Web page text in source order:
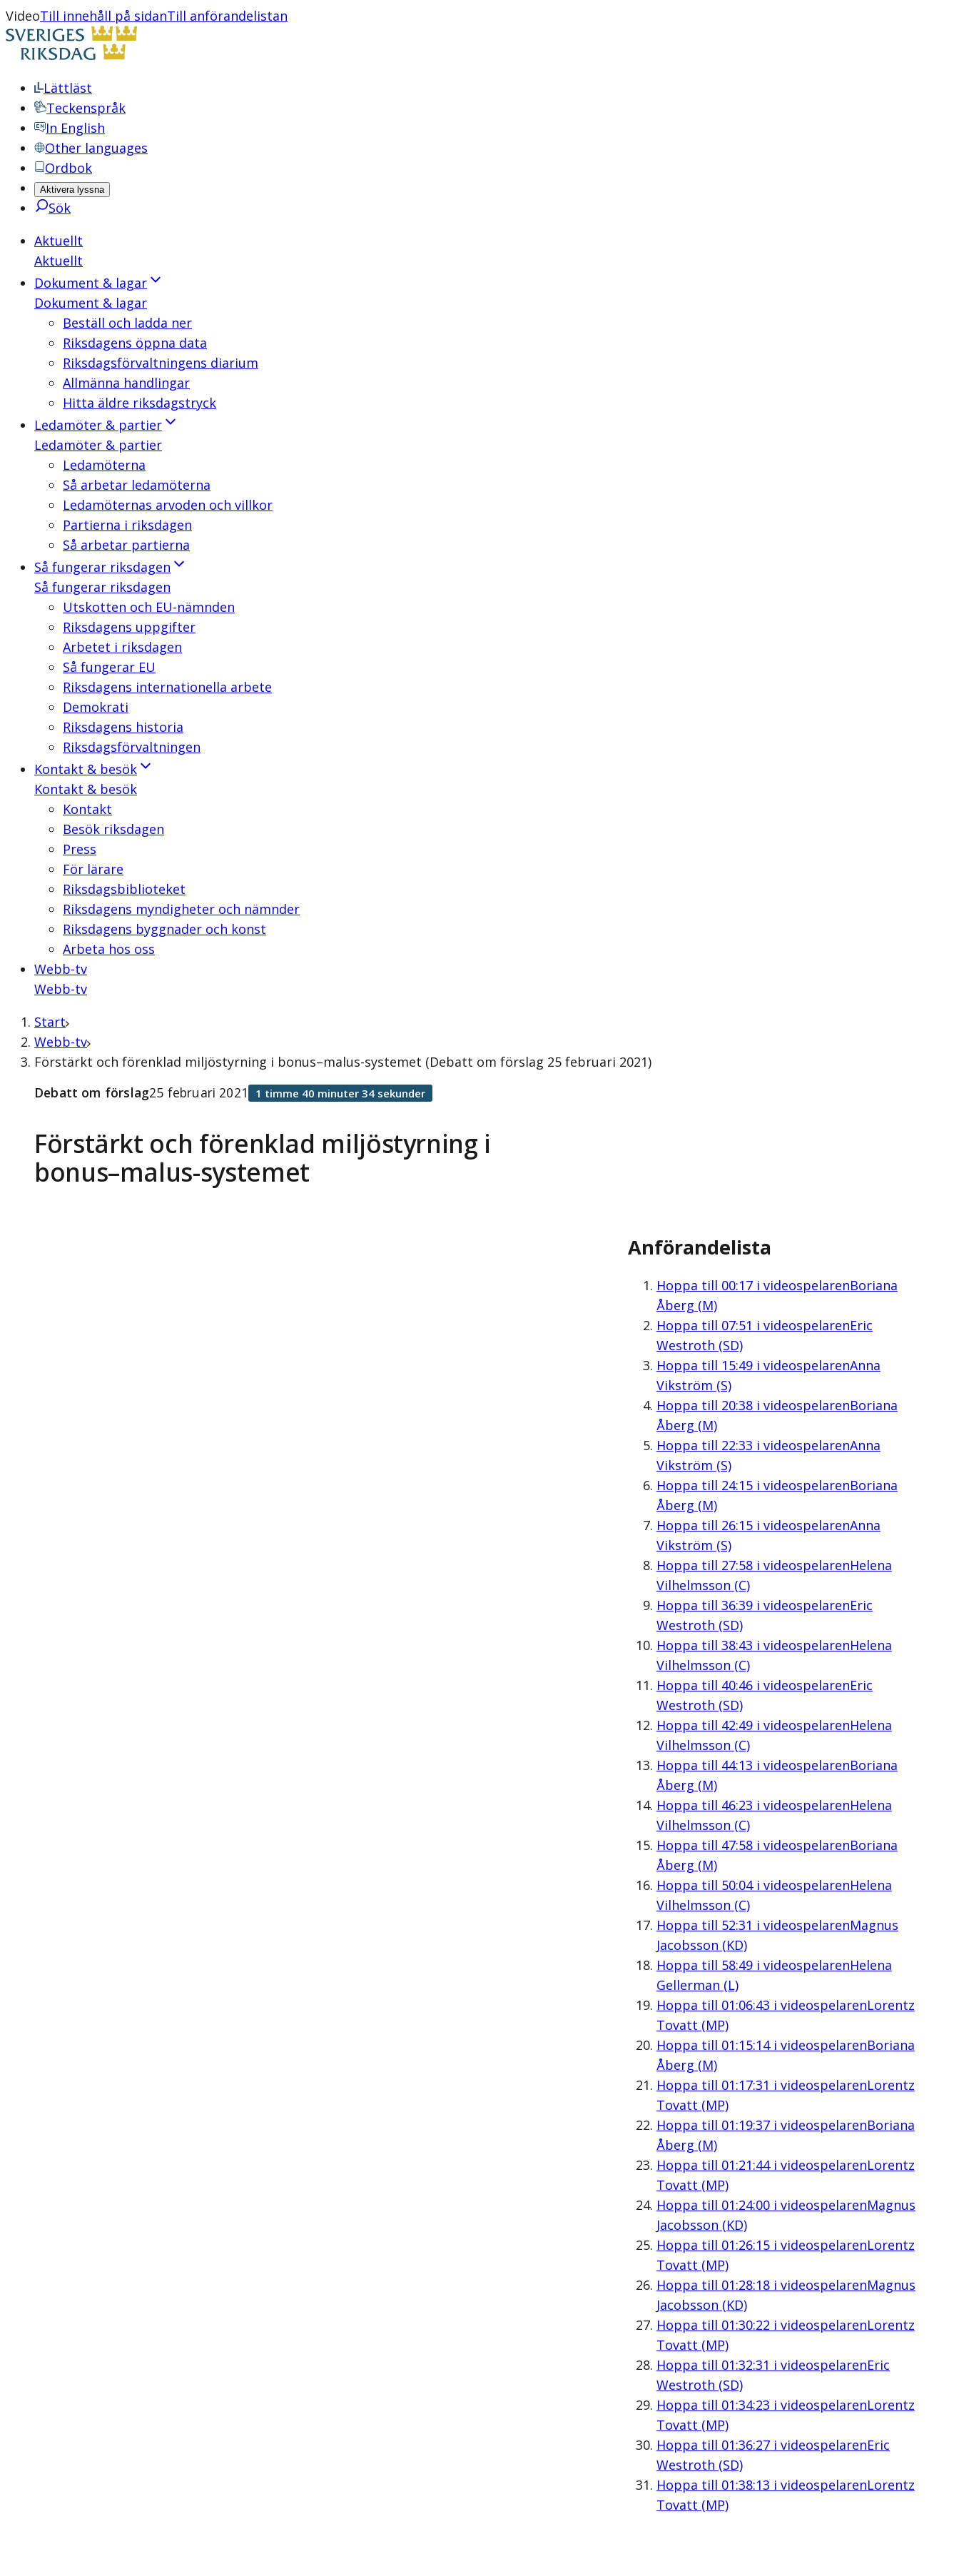
VideoTill innehåll på sidanTill anförandelistan
Lättläst
Teckenspråk
In English
Other languages
Ordbok
Aktivera lyssna
Sök
Aktuellt
Aktuellt
Dokument & lagar
Dokument & lagar
Beställ och ladda ner
Riksdagens öppna data
Riksdagsförvaltningens diarium
Allmänna handlingar
Hitta äldre riksdagstryck
Ledamöter & partier
Ledamöter & partier
Ledamöterna
Så arbetar ledamöterna
Ledamöternas arvoden och villkor
Partierna i riksdagen
Så arbetar partierna
Så fungerar riksdagen
Så fungerar riksdagen
Utskotten och EU-nämnden
Riksdagens uppgifter
Arbetet i riksdagen
Så fungerar EU
Riksdagens internationella arbete
Demokrati
Riksdagens historia
Riksdagsförvaltningen
Kontakt & besök
Kontakt & besök
Kontakt
Besök riksdagen
Press
För lärare
Riksdagsbiblioteket
Riksdagens myndigheter och nämnder
Riksdagens byggnader och konst
Arbeta hos oss
Webb-tv
Webb-tv
Start
Webb-tv
Förstärkt och förenklad miljöstyrning i bonus–malus-systemet (Debatt om förslag 25 februari 2021)
Förstärkt och förenklad miljöstyrning i
bonus–malus-systemet
Debatt om förslag25 februari 2021 1 timme 40 minuter 34 sekunder
Anförandelista
Hoppa till 00:17i videospelarenBoriana
Åberg (M)
Hoppa till 07:51 i videospelarenEric
Westroth (SD)
Hoppa till 15:49i videospelarenAnna
Vikström (S)
Hoppa till 20:38i videospelarenBoriana
Åberg (M)
Hoppa till 22:33 i videospelarenAnna
Vikström (S)
Hoppa till 24:15i videospelarenBoriana
Åberg (M)
Hoppa till 26:15i videospelarenAnna
Vikström (S)
Hoppa till 27:58i videospelarenHelena
Vilhelmsson (C)
Hoppa till 36:39i videospelarenEric
Westroth (SD)
Hoppa till 38:43 i videospelarenHelena
Vilhelmsson (C)
Hoppa till 40:46i videospelarenEric
Westroth (SD)
Hoppa till 42:49i videospelarenHelena
Vilhelmsson (C)
Hoppa till 44:13 i videospelarenBoriana
Åberg (M)
Hoppa till 46:23 i videospelarenHelena
Vilhelmsson (C)
Hoppa till 47:58i videospelarenBoriana
Åberg (M)
Hoppa till 50:04i videospelarenHelena
Vilhelmsson (C)
Hoppa till 52:31 i videospelarenMagnus
Jacobsson (KD)
Hoppa till 58:49i videospelarenHelena
Gellerman (L)
Hoppa till 01:06:43 i videospelarenLorentz
Tovatt (MP)
Hoppa till 01:15:14i videospelarenBoriana
Åberg (M)
Hoppa till 01:17:31 i videospelarenLorentz
Tovatt (MP)
Hoppa till 01:19:37i videospelarenBoriana
Åberg (M)
Hoppa till 01:21:44i videospelarenLorentz
Tovatt (MP)
Hoppa till 01:24:00i videospelarenMagnus
Jacobsson (KD)
Hoppa till 01:26:15i videospelarenLorentz
Tovatt (MP)
Hoppa till 01:28:18i videospelarenMagnus
Jacobsson (KD)
Hoppa till 01:30:22 i videospelarenLorentz
Tovatt (MP)
Hoppa till 01:32:31 i videospelarenEric
Westroth (SD)
Hoppa till 01:34:23 i videospelarenLorentz
Tovatt (MP)
Hoppa till 01:36:27i videospelarenEric
Westroth (SD)
Hoppa till 01:38:13 i videospelarenLorentz
Tovatt (MP)